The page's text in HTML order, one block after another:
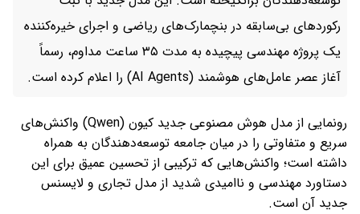
رکوردهای بی‌سابقه در بنچمارک‌های ریاضی و اجرای خیره‌کننده
یک پروژه مهندسی پیچیده به مدت ۳۵ ساعت مداوم، رسماً
آغاز عصر عامل‌های هوشمند (AI Agents) را اعلام کرده است.
رونمایی از مدل هوش مصنوعی جدید کیون (Qwen) واکنش‌های
سریع و متفاوتی را در میان جامعه توسعه‌دهندگان به همراه
داشته است؛ واکنش‌هایی که ترکیبی از تحسین عمیق برای این
دستاورد مهندسی و ناامیدی شدید از مدل تجاری و لایسنس
جدید آن است.